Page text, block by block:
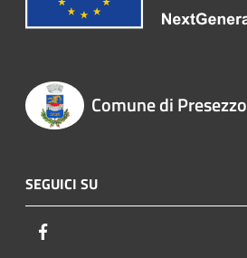
Comune di Presezzo
SEGUICI SU